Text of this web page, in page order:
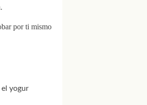
por ti mismo
el yogur